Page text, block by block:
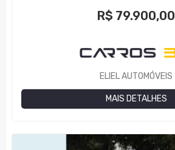
R$ 79.900,00
ELIEL AUTOMÓVEIS
MAIS DETALHES